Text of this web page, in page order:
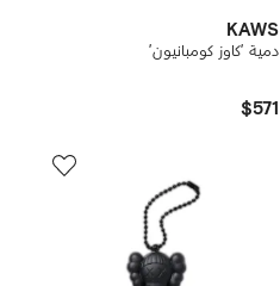
KAWS
دمية ’كاوز كومبانيون’
$571